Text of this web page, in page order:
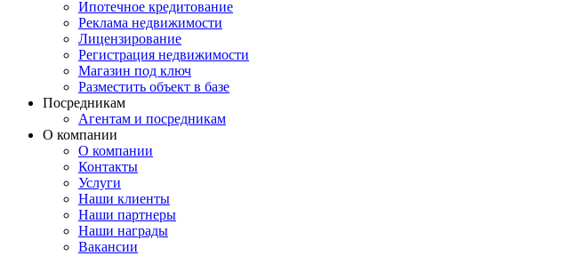
Ипотечное кредитование
Реклама недвижимости
Лицензирование
Регистрация недвижимости
Магазин под ключ
Разместить объект в базе
Посредникам
Агентам и посредникам
О компании
О компании
Контакты
Услуги
Наши клиенты
Наши партнеры
Наши награды
Вакансии